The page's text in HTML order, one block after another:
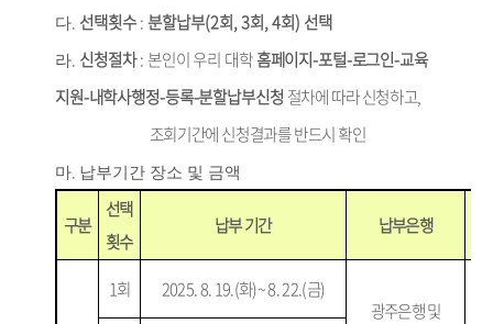
다. 선택횟수:분할납부(2회, 3회, 4회) 선택
라. 신청절차: 본인이 우리 대학홈페이지-포털-로그인-교육
지원-내학사행정-등록-분할납부신청 절차에 따라 신청하고,
조회기간에 신청결과를 반드시 확인
마. 납부기간 장소 및 금액
구분
선택
횟수
납부 기간 납부은행
1회 2025. 8. 19.(화)~ 8. 22.(금)
광주은행 및